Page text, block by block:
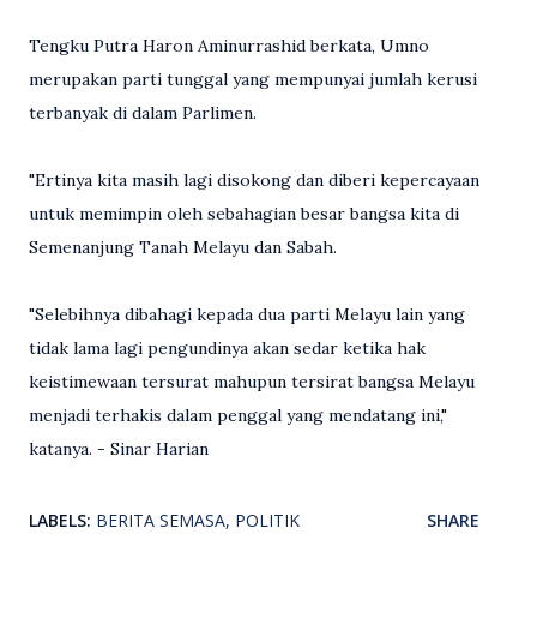
Tengku Putra Haron Aminurrashid berkata, Umno
merupakan parti tunggal yang mempunyai jumlah kerusi
terbanyak di dalam Parlimen.
"Ertinya kita masih lagi disokong dan diberi kepercayaan
untuk memimpin oleh sebahagian besar bangsa kita di
Semenanjung Tanah Melayu dan Sabah.
"Selebihnya dibahagi kepada dua parti Melayu lain yang
tidak lama lagi pengundinya akan sedar ketika hak
keistimewaan tersurat mahupun tersirat bangsa Melayu
menjadi terhakis dalam penggal yang mendatang ini,"
katanya. - Sinar Harian
LABELS: BERITA SEMASA POLITIK SHARE